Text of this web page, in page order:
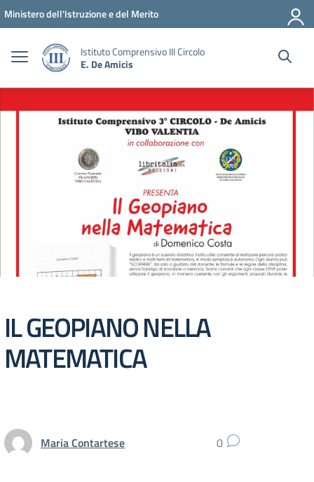
Vai ai contenuti
Vai al menu di navigazione
Vai al footer
Ministero dell'Istruzione e del Merito
Istituto Comprensivo III Circolo
E. De Amicis
IL GEOPIANO NELLA
MATEMATICA
Maria Contartese 0